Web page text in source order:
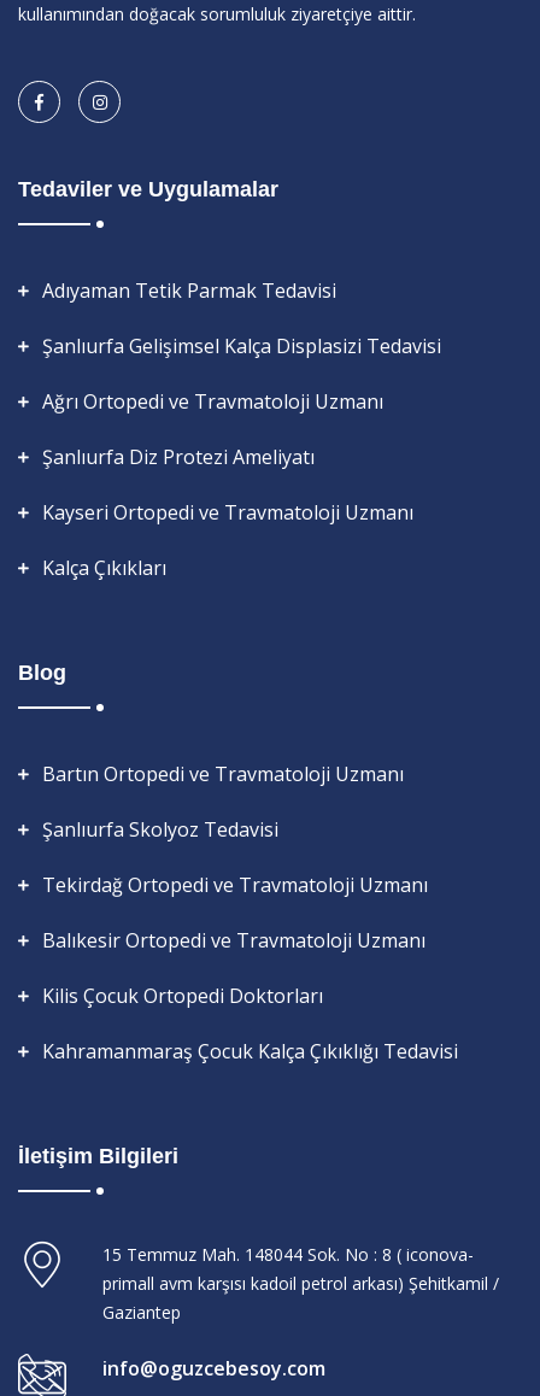
kullanımından doğacak sorumluluk ziyaretçiye aittir.
Tedaviler ve Uygulamalar
Adıyaman Tetik Parmak Tedavisi
Şanlıurfa Gelişimsel Kalça Displasizi Tedavisi
Ağrı Ortopedi ve Travmatoloji Uzmanı
Şanlıurfa Diz Protezi Ameliyatı
Kayseri Ortopedi ve Travmatoloji Uzmanı
Kalça Çıkıkları
Blog
Bartın Ortopedi ve Travmatoloji Uzmanı
Şanlıurfa Skolyoz Tedavisi
Tekirdağ Ortopedi ve Travmatoloji Uzmanı
Balıkesir Ortopedi ve Travmatoloji Uzmanı
Kilis Çocuk Ortopedi Doktorları
Kahramanmaraş Çocuk Kalça Çıkıklığı Tedavisi
İletişim Bilgileri
15 Temmuz Mah. 148044 Sok. No : 8 ( iconova-
primall avm karşısı kadoil petrol arkası) Şehitkamil /
Gaziantep
info@oguzcebesoy.com